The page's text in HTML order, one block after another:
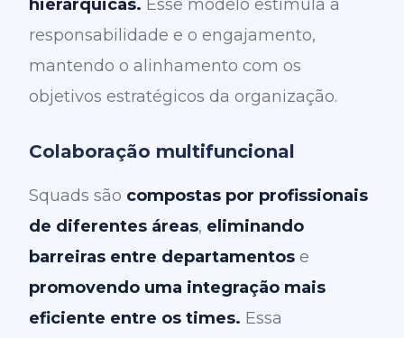
hierárquicas. Esse modelo estimula a
responsabilidade e o engajamento,
mantendo o alinhamento com os
objetivos estratégicos da organização.
Colaboração multifuncional
Squads são compostas por profissionais
de diferentes áreas, eliminando
barreiras entre departamentos e
promovendo uma integração mais
eficiente entre os times. Essa